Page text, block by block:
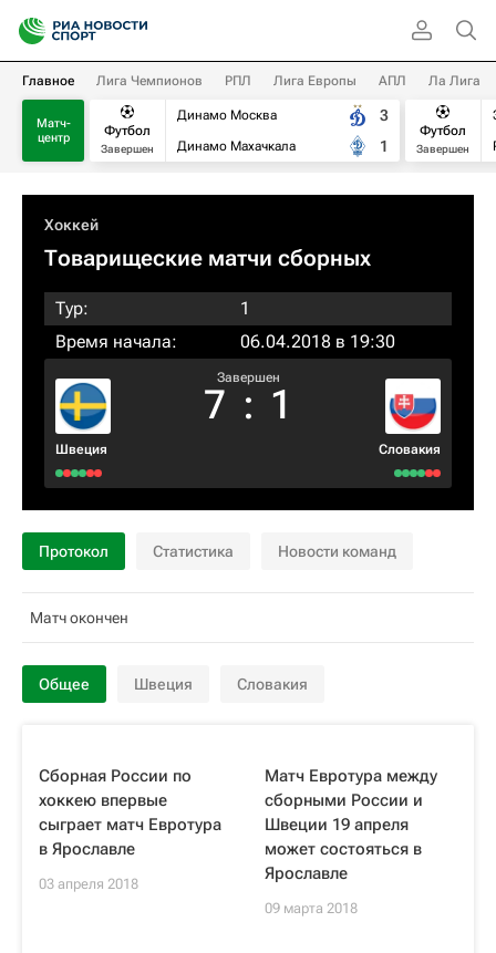
Главное Лига Чемпионов РПЛ Лига Европы АПЛ Ла Лига
Матч-
центр
Футбол
Завершен
Динамо Москва
Динамо Махачкала
3
1
Футбол
Завершен
Хоккей
Товарищеские матчи сборных
Тур:
1
Время начала:
06.04.2018 в 19:30
Швеция
Завершен
7 : 1
Словакия
Протокол Статистика Новости команд
Матч окончен
Общее Швеция Словакия
Сборная России по
хоккею впервые
сыграет матч Евротура
в Ярославле
03 апреля 2018
Матч Евротура между
сборными России и
Швеции 19 апреля
может состояться в
Ярославле
09 марта 2018